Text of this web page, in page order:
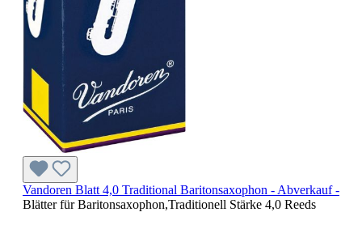
Vandoren Blatt 4,0 Traditional Baritonsaxophon - Abverkauf -
Blätter für Baritonsaxophon,Traditionell Stärke 4,0 Reeds